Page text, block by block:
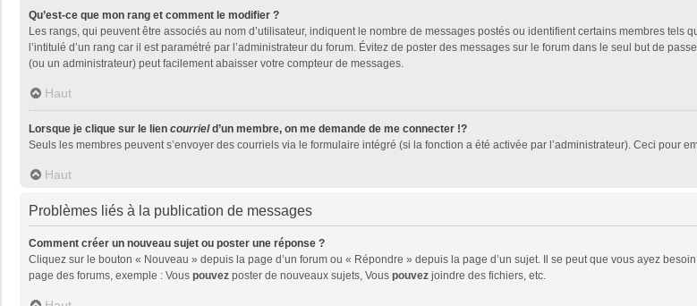
Qu’est-ce que mon rang et comment le modifier ?
Les rangs, qui peuvent être associés au nom d’utilisateur, indiquent le nombre de messages postés ou identifient certains membres
l’intitulé d’un rang car il est paramétré par l’administrateur du forum. Évitez de poster des messages sur le forum dans le seul but de
(ou un administrateur) peut facilement abaisser votre compteur de messages.
Haut
Lorsque je clique sur le lien courrield’un membre, on me demande de me connecter !?
Seuls les membres peuvent s’envoyer des courriels via le formulaire intégré (si la fonction a été activée par l’administrateur). Ceci pour
Haut
Problèmes liés à la publication de messages
Comment créer un nouveau sujet ou poster une réponse ?
Cliquez sur le bouton « Nouveau » depuis la page d’un forum ou « Répondre » depuis la page d’un sujet. Il se peut que vous ayez
page des forums, exemple : Vous pouvez poster de nouveaux sujets, Vous pouvez joindre des fichiers, etc.